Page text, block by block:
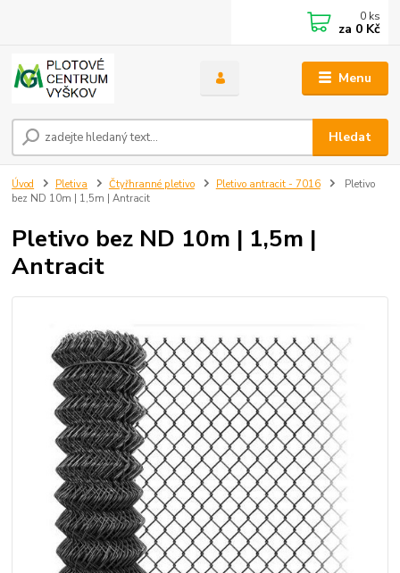
Menu
Hledat
0 ks
za 0 Kč
Úvod Pletiva Čtyřhranné pletivo Pletivo antracit - 7016
Pletivo
bez ND 10m | 1,5m | Antracit
Pletivo bez ND 10m | 1,5m |
Antracit